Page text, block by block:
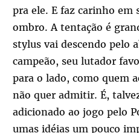
pra ele. E faz carinho em
ombro. A tentação é
stylus vai descendo pelo
campeão, seu lutador
para o lado, como quem
não quer admitir. É,
adicionado ao jogo pelo
umas idéias um pouco